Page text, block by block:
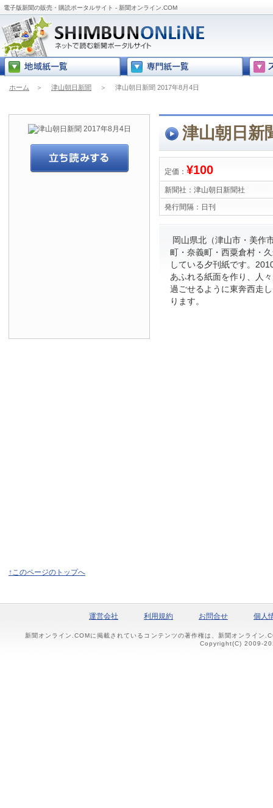
電子版新聞の販売・購読ポータルサイト - 新聞オンライン.COM
ホーム ＞ 津山朝日新聞 ＞ 津山朝日新聞 2017年8月4日
津山朝日新
定価： ¥100
新聞社： 津山朝日新聞社
発行間隔： 日刊
岡山県北（津山市・美作
町・奈義町・西粟倉村・
している夕刊紙です。
あふれる紙面を作り、人
過ごせるように東奔西走
ります。
↑このページのトップへ
運営会社 利用規約 お問合せ 個人
新聞オンライン.COMに掲載されているコンテンツの著作権は、新聞オンライン
Copyright(C) 2009-